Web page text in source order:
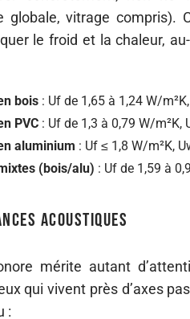
globale, vitrage compris).
le froid et la chaleur,
bois : Uf de 1,65 à 1,24 W/
PVC : Uf de 1,3 à 0,79 W/m²K,
aluminium : Uf ≤ 1,8 W/m²K,
(bois/alu) : Uf de 1,59 à
acoustiques
mérite autant
qui vivent près d’axes
: